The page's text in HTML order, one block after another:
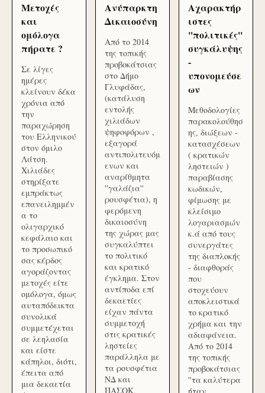
Μετοχές
και
ομόλογα
πήρατε ?
Σε λίγες
ημέρες
κλείνουν δέκα
χρόνια από
την
παραχώρηση
του Ελληνικού
στον όμιλο
Λάτση.
Χιλιάδες
στηρίξατε
εμπράκτως
επανειλημμέν
α το
ολιγαρχικό
κεφάλαιο και
το προσωπικό
σας κέρδος
αγοράζοντας
μετοχές είτε
ομόλογα, όμως
αυταπόδεικτα
συνολικά
συμμετέχεται
σε λεηλασία
και είστε
κάπηλοι, διότι,
έπειτα από
μια δεκαετία
Ανύπαρκτη
Δικαιοσύνη
Από το 2014
της τοπικής
προβοκάτσιας
στο Δήμο
Γλυφάδας,
(κατάλυση
εντολής
χιλιάδων
ψηφοφόρων ,
εξαγορά
αντιπολιτευόμ
ενων και
αναρίθμητα
''γαλάζια''
ρουσφέτια), η
φερόμενη
δικαιοσύνη
της χώρας μας
συγκαλύπτει
το πολιτικό
και κρατικό
έγκλημα. Στον
αντίποδα επί
δεκαετίες
είχαν πάντα
συμμετοχή
στις κρατικές
ληστείες
παράλληλα με
τα ρουσφέτια
ΝΔ και
ΠΑΣΟΚ,
Αχαρακτήρ
ιστες
''πολιτικές''
συγκάλυψης
-
υπονομεύσε
ων
Μεθοδολογίες
παρακολούθησ
ης, διώξεων -
κατασχέσεων
( κρατικών
ληστειών )
παραβίασης
κωδικών,
φίμωσης με
κλείσιμο
λογαριασμών
κ.ά από τους
συνεργάτες
της διαπλοκής
- διαφθοράς
που
στοχεύουν
αποκλειστικά
το κρατικό
χρήμα και την
αδιαφάνεια.
Από το 2014
της τοπικής
προβοκάτσιας
''τα καλύτερα